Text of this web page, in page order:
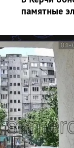
памятные